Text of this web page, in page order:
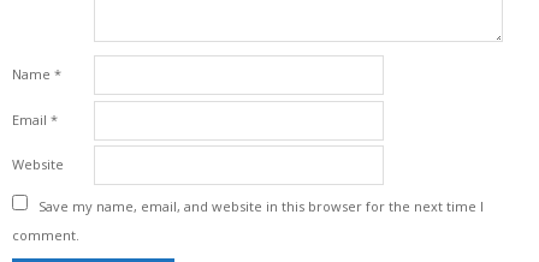
Name *
Email *
Website
Save my name, email, and website in this browser for the next time I
comment.